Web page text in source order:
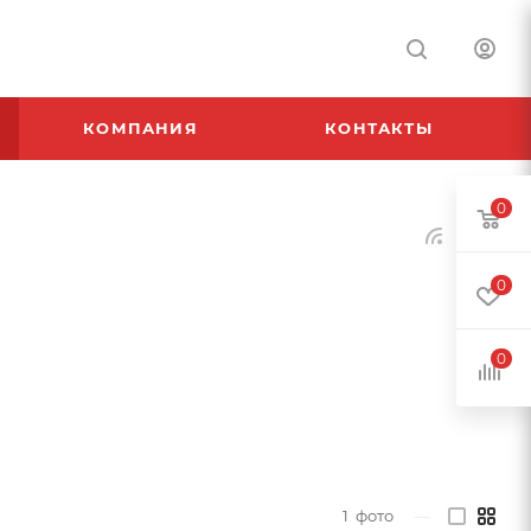
КОМПАНИЯ КОНТАКТЫ
1 фото
0
0
0